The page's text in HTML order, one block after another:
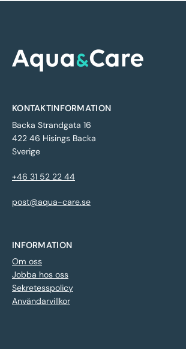
KONTAKTINFORMATION
Backa Strandgata 16
422 46 Hisings Backa
Sverige
+46 31 52 22 44
post@aqua-care.se
INFORMATION
Om oss
Jobba hos oss
Sekretesspolicy
Användarvillkor